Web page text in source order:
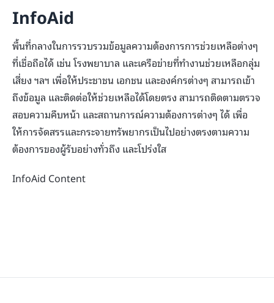
InfoAid
พื้นที่กลางในการรวบรวมข้อมูลความต้องการการช่วยเหลือต่างๆ
ที่เชื่อถือได้ เช่น โรงพยาบาล และเครือข่ายที่ทำงานช่วยเหลือกลุ่ม
เสี่ยง ฯลฯ เพื่อให้ประชาชน เอกชน และองค์กรต่างๆ สามารถเข้า
ถึงข้อมูล และติดต่อให้ช่วยเหลือได้โดยตรง สามารถติดตามตรวจ
สอบความคืบหน้า และสถานการณ์ความต้องการต่างๆ ได้ เพื่อ
ให้การจัดสรรและกระจายทรัพยากรเป็นไปอย่างตรงตามความ
ต้องการของผู้รับอย่างทั่วถึง และโปร่งใส
InfoAid Content